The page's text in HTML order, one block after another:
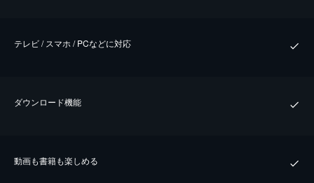
テレビ / スマホ / PCなどに対応
ダウンロード機能
動画も書籍も楽しめる